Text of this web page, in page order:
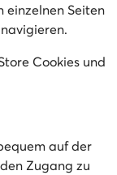
einzelnen Seiten
Cookies und
auf der
Zugang zu